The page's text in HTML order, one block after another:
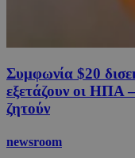
Συμφωνία $20
εξετάζουν οι ΗΠΑ
ζητούν
newsroom